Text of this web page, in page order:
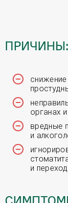
ПРИЧИНЫ:
органах
вредные
и
и